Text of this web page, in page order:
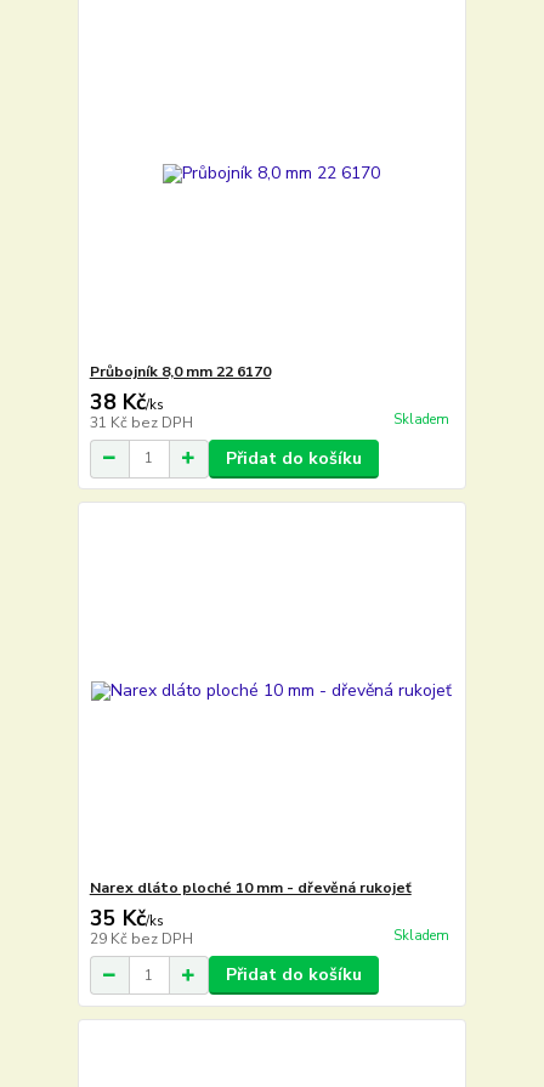
Průbojník 8,0 mm 22 6170
38 Kč/ks
31 Kč bez DPH Skladem
Přidat do košíku
Narex dláto ploché 10 mm - dřevěná rukojeť
35 Kč/ks
29 Kč bez DPH Skladem
Přidat do košíku